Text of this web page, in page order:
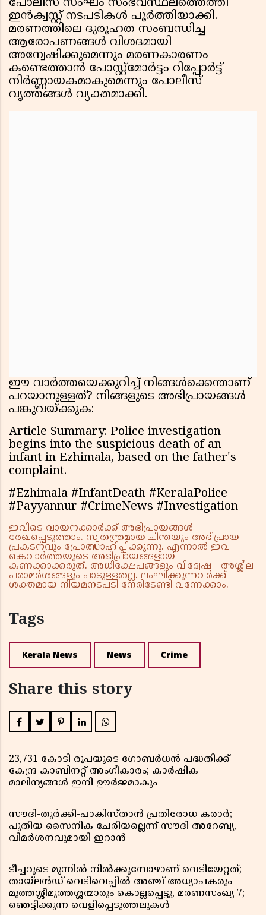
പോലീസ് സംഘം സംഭവസ്ഥലത്തെത്തി
ഇൻക്വസ്റ്റ് നടപടികൾ പൂർത്തിയാക്കി.
മരണത്തിലെ ദുരൂഹത സംബന്ധിച്ച
ആരോപണങ്ങൾ വിശദമായി
അന്വേഷിക്കുമെന്നും മരണകാരണം
കണ്ടെത്താൻ പോസ്റ്റ്‌മോർട്ടം റിപ്പോർട്ട്
നിർണ്ണായകമാകുമെന്നും പോലീസ്
വൃത്തങ്ങൾ വ്യക്തമാക്കി.
ഈ വാർത്തയെക്കുറിച്ച് നിങ്ങൾക്കെന്താണ്
പറയാനുള്ളത്? നിങ്ങളുടെ അഭിപ്രായങ്ങൾ
പങ്കുവയ്ക്കുക:
Article Summary: Police investigation
begins into the suspicious death of an
infant in Ezhimala, based on the father's
complaint.
#Ezhimala #InfantDeath #KeralaPolice
#Payyannur #CrimeNews #Investigation
ഇവിടെ വായനക്കാർക്ക് അഭിപ്രായങ്ങൾ
രേഖപ്പെടുത്താം. സ്വതന്ത്രമായ ചിന്തയും അഭിപ്രായ
പ്രകടനവും പ്രോത്സാഹിപ്പിക്കുന്നു. എന്നാൽ ഇവ
കെവാർത്തയുടെ അഭിപ്രായങ്ങളായി
കണക്കാക്കരുത്. അധിക്ഷേപങ്ങളും വിദ്വേഷ - അശ്ലീല
പരാമർശങ്ങളും പാടുള്ളതല്ല. ലംഘിക്കുന്നവർക്ക്
ശക്തമായ നിയമനടപടി നേരിടേണ്ടി വന്നേക്കാം.
Tags
Kerala News News Crime
Share this story
23,731 കോടി രൂപയുടെ ഗോബർധൻ പദ്ധതിക്ക്
കേന്ദ്ര കാബിനറ്റ് അംഗീകാരം; കാർഷിക
മാലിന്യങ്ങൾ ഇനി ഊർജമാകും
സൗദി-തുർക്കി-പാകിസ്താൻ പ്രതിരോധ കരാർ;
പുതിയ സൈനിക ചേരിയല്ലെന്ന് സൗദി അറേബ്യ,
വിമർശനവുമായി ഇറാൻ
ടീച്ചറുടെ മുന്നിൽ നിൽക്കുമ്പോഴാണ് വെടിയേറ്റത്;
തായ്‌ലൻഡ് വെടിവെപ്പിൽ അഞ്ച് അധ്യാപകരും
മുത്തശ്ശീമുത്തശ്ശന്മാരും കൊല്ലപ്പെട്ടു, മരണസംഖ്യ 7;
ഞെട്ടിക്കുന്ന വെളിപ്പെടുത്തലുകൾ